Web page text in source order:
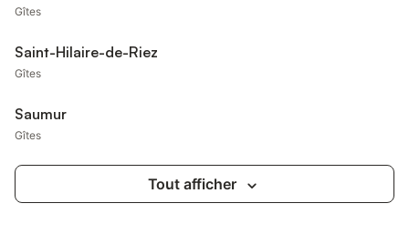
Gîtes
Saint-Hilaire-de-Riez
Gîtes
Saumur
Gîtes
Tout afficher